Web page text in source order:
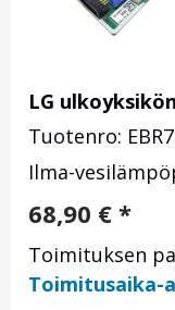
LG
Tuotenro:
Ilma-
68,90 € *
Toimituksen
Toimitusaika-